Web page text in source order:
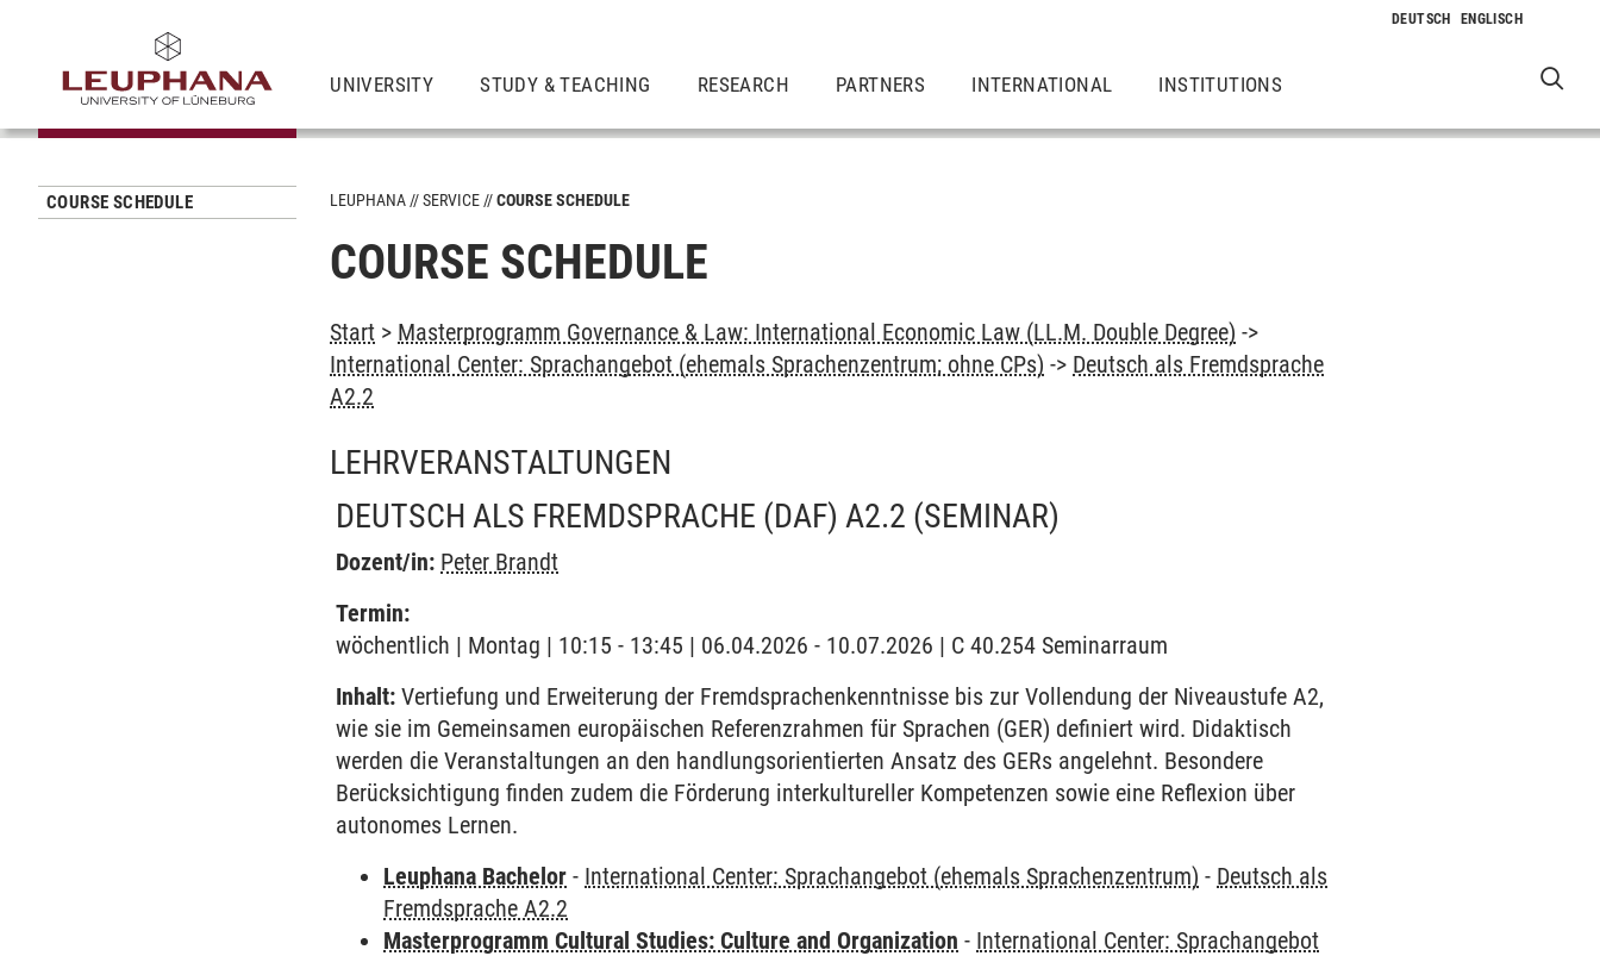
UNIVERSITY STUDY & TEACHING RESEARCH PARTNERS INTERNATIONAL INSTITUTIONS
COURSE SCHEDULE LEUPHANA SERVICE COURSE SCHEDULE
COURSE SCHEDULE
Start > Masterprogramm Governance & Law: International Economic Law (LL.M. Double Degree) ->
International Center: Sprachangebot (ehemals Sprachenzentrum; ohne CPs) -> Deutsch als Fremdsprache
A2.2
LEHRVERANSTALTUNGEN
DEUTSCH ALS FREMDSPRACHE (DAF) A2.2 (SEMINAR)
Dozent/in: Peter Brandt
Termin:
wöchentlich | Montag | 10:15 - 13:45 | 06.04.2026 - 10.07.2026 | C 40.254 Seminarraum
Inhalt: Vertiefung und Erweiterung der Fremdsprachenkenntnisse bis zur Vollendung der Niveaustufe A2,
wie sie im Gemeinsamen europäischen Referenzrahmen für Sprachen (GER) definiert wird. Didaktisch
werden die Veranstaltungen an den handlungsorientierten Ansatz des GERs angelehnt. Besondere
Berücksichtigung finden zudem die Förderung interkultureller Kompetenzen sowie eine Reflexion über
autonomes Lernen.
Leuphana Bachelor - International Center: Sprachangebot (ehemals Sprachenzentrum) - Deutsch als
Fremdsprache A2.2
Masterprogramm Cultural Studies: Culture and Organization - International Center: Sprachangebot